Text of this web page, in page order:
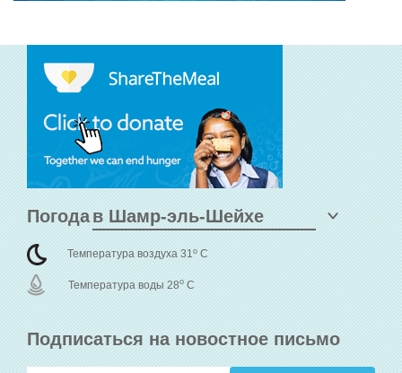
Подписаться на новостное письмо
Погода
Температура воздуха 31o C
Температура воды 28o C